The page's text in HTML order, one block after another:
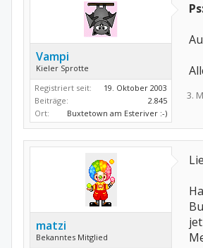
Vampi
Kieler Sprotte
Registriert seit:
19. Oktober 2003
Beiträge:
2.845
Ort:
Buxtetown am Esteriver :-)
3.
matzi
Bekanntes Mitglied